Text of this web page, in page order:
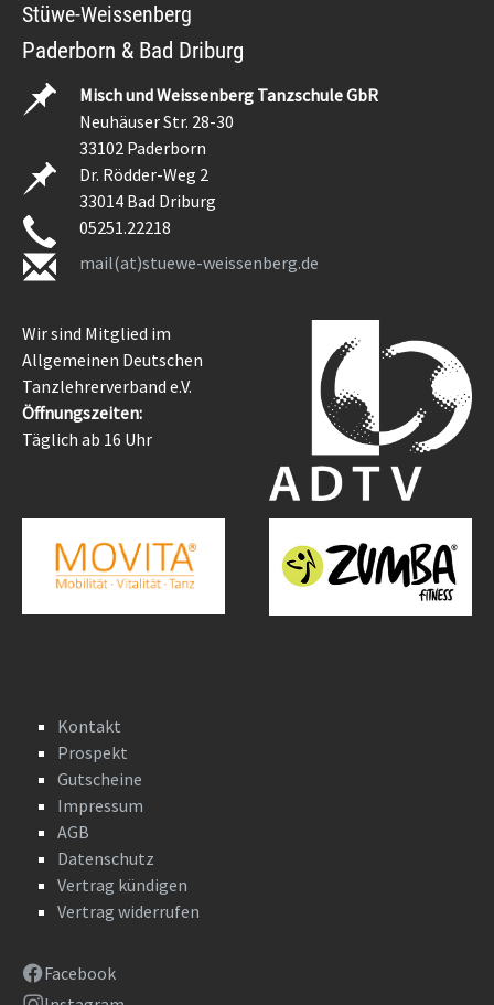
Stüwe-Weissenberg
Paderborn & Bad Driburg
Misch und Weissenberg Tanzschule GbR
Neuhäuser Str. 28-30
33102 Paderborn
Dr. Rödder-Weg 2
33014 Bad Driburg
05251.22218
mail(at)stuewe-weissenberg.de
Wir sind Mitglied im
Allgemeinen Deutschen
Tanzlehrerverband e.V.
Öffnungszeiten:
Täglich ab 16 Uhr
Kontakt
Prospekt
Gutscheine
Impressum
AGB
Datenschutz
Vertrag kündigen
Vertrag widerrufen
Facebook